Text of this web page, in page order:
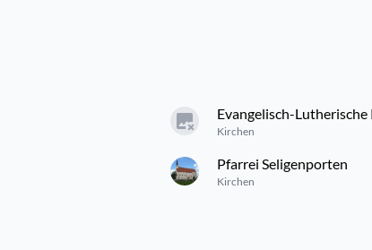
Evangelisch-
Kirchen
Pfarrei Seligenporten
Kirchen